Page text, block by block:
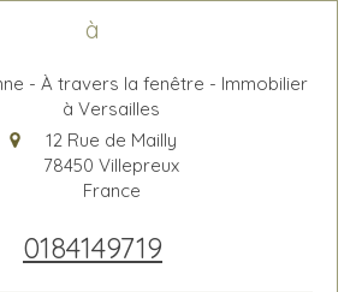
à
- À travers la fenêtre - Immobilier
à Versailles
12 Rue de Mailly
78450 Villepreux
France
0184149719